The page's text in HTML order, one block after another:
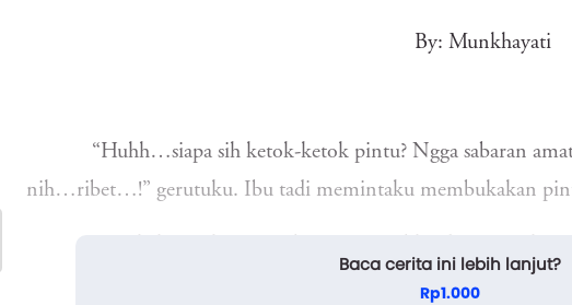
By: Munkhayati
“Huhh…siapa sih ketok-ketok pintu? Ngga sabaran
nih…ribet…!” gerutuku. Ibu tadi memintaku membukakan
peyek ngga gosong kuangkat saja penggorengan dari tungku.
Baca cerita ini lebih lanjut?
Rp1.000